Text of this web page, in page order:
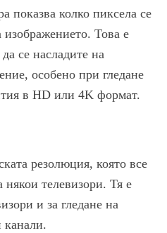
показва колко пиксела се
изображението. Това е
се насладите на
особено при гледане
в HD или 4K формат.
резолюция, която все
телевизори. Тя е
и за гледане на
канали.